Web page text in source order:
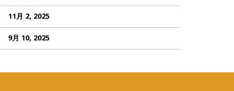
11月 2, 2025
9月 10, 2025